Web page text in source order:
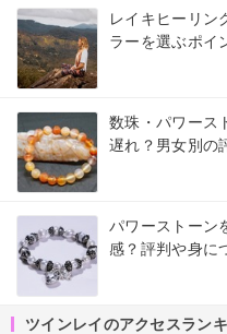
レイキヒーリン
ラーを選ぶポイ
数珠・パワース
遅れ？男女別の
パワーストーン
感？評判や身に
ツインレイのアクセスラン